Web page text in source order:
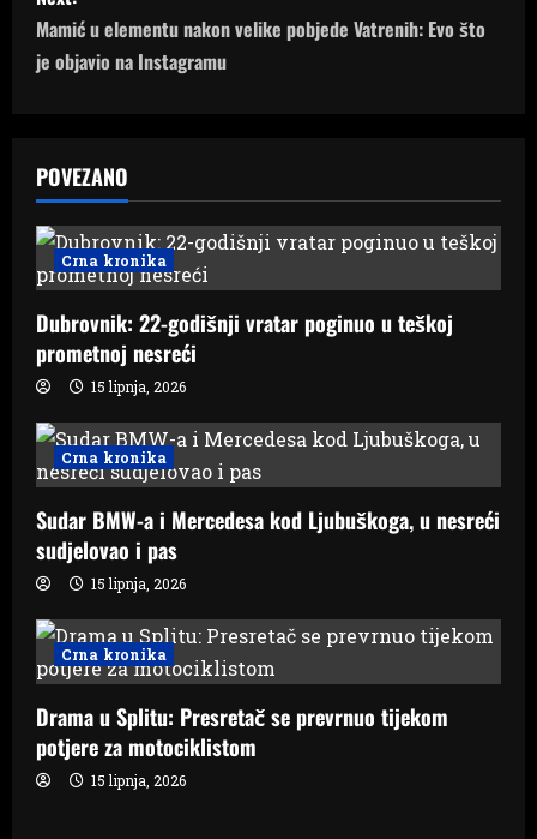
t
n
v
i
g
a
t
i
o
n
Mamić u elementu nakon velike pobjede Vatrenih: Evo što
je objavio na Instagramu
POVEZANO
Crna kronika
Dubrovnik: 22-godišnji vratar poginuo u teškoj
prometnoj nesreći
15 lipnja, 2026
Crna kronika
Sudar BMW-a i Mercedesa kod Ljubuškoga, u nesreći
sudjelovao i pas
15 lipnja, 2026
Crna kronika
Drama u Splitu: Presretač se prevrnuo tijekom
potjere za motociklistom
15 lipnja, 2026